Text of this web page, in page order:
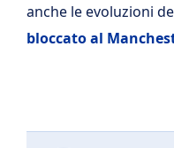
anche le evoluzioni
bloccato al